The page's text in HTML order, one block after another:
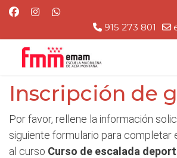
915 273 801
Inscripción de
Por favor, rellene la información
siguiente formulario para completar
al curso Curso de escalada